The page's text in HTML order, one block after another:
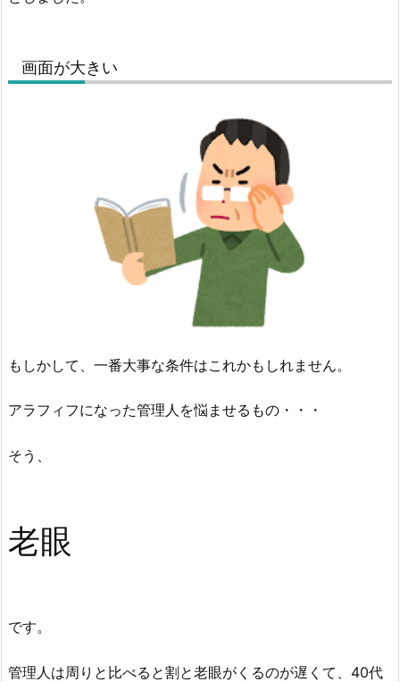
画面が大きい
もしかして、一番大事な条件はこれかもしれません。
アラフィフになった管理人を悩ませるもの・・・
そう、
老眼
です。
管理人は周りと比べると割と老眼がくるのが遅くて、40代